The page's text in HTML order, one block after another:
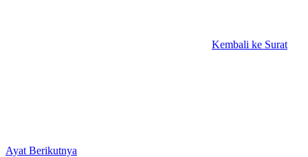
Kembali ke Surat
Ayat Berikutnya